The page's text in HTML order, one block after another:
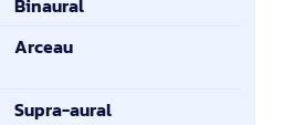
Binaural
Arceau
Supra-aural